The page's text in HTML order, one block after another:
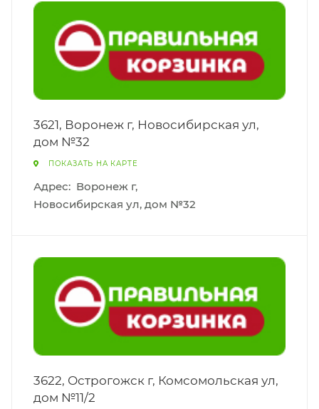
3621, Воронеж г, Новосибирская ул,
дом №32
ПОКАЗАТЬ НА КАРТЕ
Адрес: Воронеж г,
Новосибирская ул, дом №32
3622, Острогожск г, Комсомольская ул,
дом №11/2